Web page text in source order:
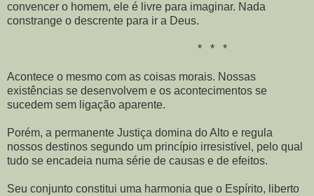
convencer o homem, ele é livre para imaginar. Nada
constrange o descrente para ir a Deus.
* * *
Acontece o mesmo com as coisas morais. Nossas
existências se desenvolvem e os acontecimentos se
sucedem sem ligação aparente.
Porém, a permanente Justiça domina do Alto e regula
nossos destinos segundo um princípio irresistível, pelo qual
tudo se encadeia numa série de causas e de efeitos.
Seu conjunto constitui uma harmonia que o Espírito, liberto